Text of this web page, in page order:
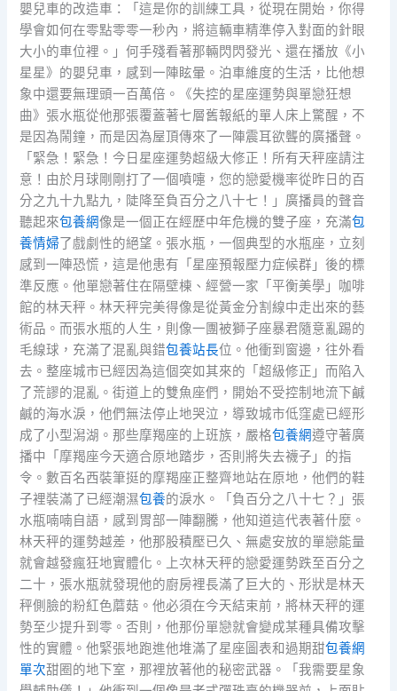
嬰兒車的改造車：「這是你的訓練工具，從現在開始，你得
學會如何在零點零零一秒內，將這輛車精準停入對面的針眼
大小的車位裡。」何手殘看著那輛閃閃發光、還在播放《小
星星》的嬰兒車，感到一陣眩暈。泊車維度的生活，比他想
象中還要無理頭一百萬倍。《失控的星座運勢與單戀狂想
曲》張水瓶從他那張覆蓋著七層舊報紙的單人床上驚醒，不
是因為鬧鐘，而是因為屋頂傳來了一陣震耳欲聾的廣播聲。
「緊急！緊急！今日星座運勢超級大修正！所有天秤座請注
意！由於月球剛剛打了一個噴嚏，您的戀愛機率從昨日的百
分之九十九點九，陡降至負百分之八十七！」廣播員的聲音
聽起來包養網像是一個正在經歷中年危機的雙子座，充滿包
養情婦了戲劇性的絕望。張水瓶，一個典型的水瓶座，立刻
感到一陣恐慌，這是他患有「星座預報壓力症候群」後的標
準反應。他單戀著住在隔壁棟、經營一家「平衡美學」咖啡
館的林天秤。林天秤完美得像是從黃金分割線中走出來的藝
術品。而張水瓶的人生，則像一團被獅子座暴君隨意亂踢的
毛線球，充滿了混亂與錯包養站長位。他衝到窗邊，往外看
去。整座城市已經因為這個突如其來的「超級修正」而陷入
了荒謬的混亂。街道上的雙魚座們，開始不受控制地流下鹹
鹹的海水淚，他們無法停止地哭泣，導致城市低窪處已經形
成了小型潟湖。那些摩羯座的上班族，嚴格包養網遵守著廣
播中「摩羯座今天適合原地踏步，否則將失去襪子」的指
令。數百名西裝筆挺的摩羯座正整齊地站在原地，他們的鞋
子裡裝滿了已經潮濕包養的淚水。「負百分之八十七？」張
水瓶喃喃自語，感到胃部一陣翻騰，他知道這代表著什麼。
林天秤的運勢越差，他那股積壓已久、無處安放的單戀能量
就會越發瘋狂地實體化。上次林天秤的戀愛運勢跌至百分之
二十，張水瓶就發現他的廚房裡長滿了巨大的、形狀是林天
秤側臉的粉紅色蘑菇。他必須在今天結束前，將林天秤的運
勢至少提升到零。否則，他那份單戀就會變成某種具備攻擊
性的實體。他緊張地跑進他堆滿了星座圖表和過期甜包養網
單次甜圈的地下室，那裡放著他的秘密武器。「我需要星象